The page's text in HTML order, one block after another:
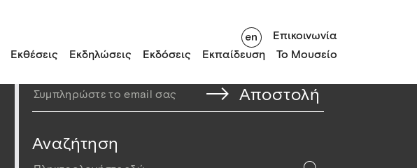
Εκθέσεις Εκδηλώσεις Εκδόσεις Εκπαίδευση Το Μουσείο
Επικοινωνία
Αναζήτηση